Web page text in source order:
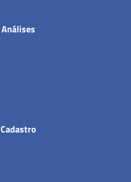
Análises
Cadastro